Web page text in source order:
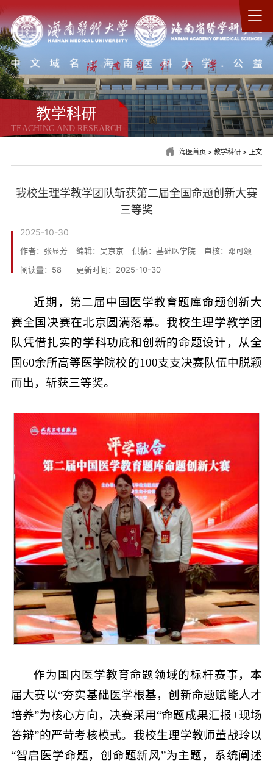
教学科研
TEACHING AND RESEARCH
海医首页 >教学科研 > 正文
我校生理学教学团队斩获第二届全国命题创新大赛
三等奖
2025-10-30
作者：张显芳 编辑：吴京京 供稿：基础医学院
审核：邓可颂
阅读量： 58 更新时间：2025-10-30
近期，第二届中国医学教育题库命题创新大
赛全国决赛在北京圆满落幕。我校生理学教学团
队凭借扎实的学科功底和创新的命题设计，从全
国60余所高等医学院校的100支支决赛队伍中脱颖
而出，斩获三等奖。
作为国内医学教育命题领域的标杆赛事，本
届大赛以“夯实基础医学根基，创新命题赋能人才
培养”为核心方向，决赛采用“命题成果汇报+现场
答辩”的严苛考核模式。我校生理学教师董战玲以
“智启医学命题，创命题新风”为主题，系统阐述